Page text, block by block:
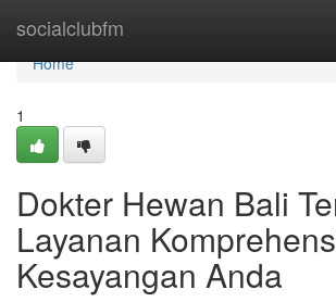
socialclubfm
Home
Home
1
Dokter Hewan Bali
Layanan
Kesayangan Anda